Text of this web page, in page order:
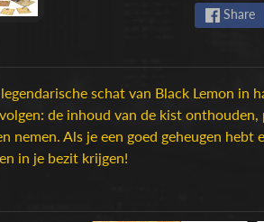
Share
schat van Black Lemon
de inhoud van de kist
Als je een goed geheugen hebt
in je bezit krijgen!